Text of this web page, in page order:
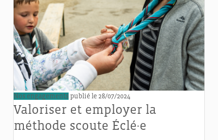
Nos engagementspublié le 28/07/2024
Valoriser et employer la
méthode scoute Éclé·e